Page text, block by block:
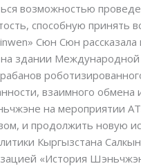
возможностью
способную принять
Сюн Сюн
здании Международной
взаимного
на мероприятии
и продолжить новую
Кыргызстана
«История